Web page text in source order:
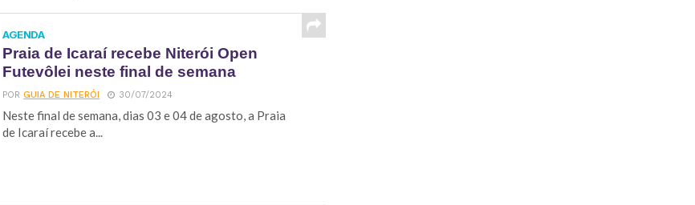
AGENDA
Praia de Icaraí recebe Niterói Open
Futevôlei neste final de semana
PORGUIA DE NITERÓI 30/07/2024
Neste final de semana, dias 03 e 04 de agosto, a Praia
de Icaraí recebe a...